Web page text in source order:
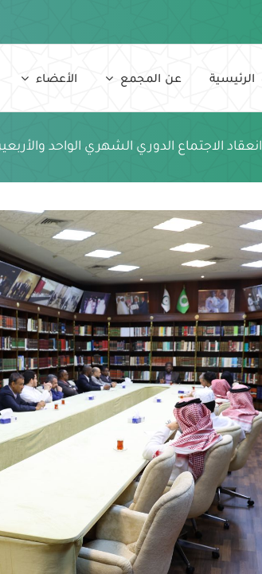
الرئيسية عن المجمع الأعضاء
انعقاد الاجتماع الدوري الشهري الواحد